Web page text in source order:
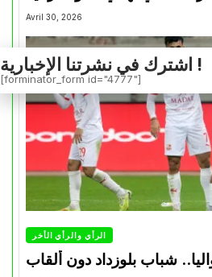
Avril 30, 2026
الرأي والرأي الأخر
شباب بلوزداد دون ألقاب
اشترك في نشرتنا الإخبارية !
[forminator_form id="4777"]